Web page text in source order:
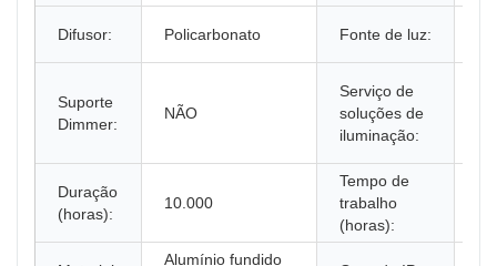
Difusor: Policarbonato Fonte de luz:
Suporte
Dimmer:
NÃO
Serviço de
soluções de
iluminação:
Duração
(horas):
10.000
Tempo de
trabalho
(horas):
Alumínio fundido